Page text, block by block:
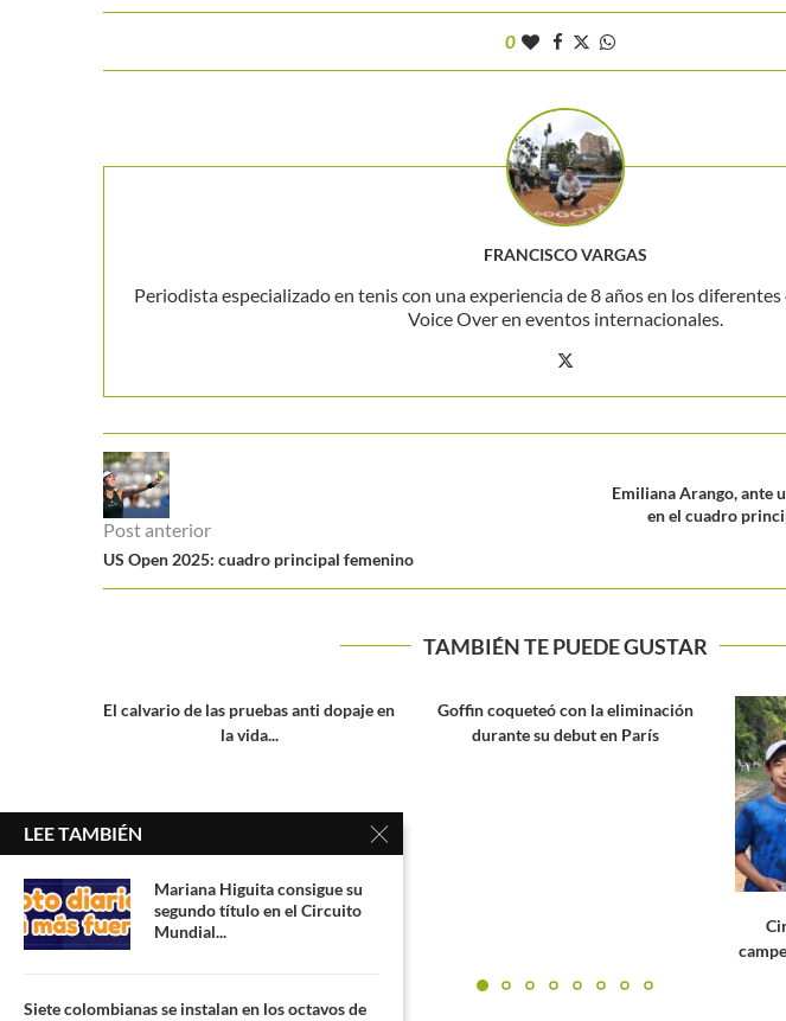
0
FRANCISCO VARGAS
Periodista especializado en tenis con una experiencia de 8 años en los
Voice Over en eventos internacionales.
Post anterior
US Open 2025: cuadro principal femenino
Emiliana Arango, ante
en el cuadro
TAMBIÉN TE PUEDE GUSTAR
Goffin coqueteó con la eliminación
durante su debut en París
LEE TAMBIÉN
Mariana Higuita consigue su
segundo título en el Circuito
Mundial...
Siete colombianas se instalan en los octavos de